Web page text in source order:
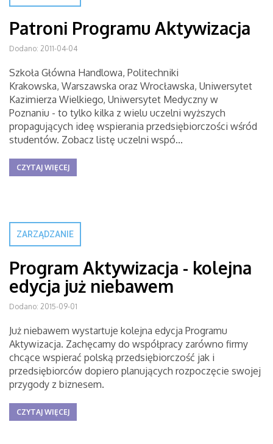
Patroni Programu Aktywizacja
Dodano: 2011-04-04
Szkoła Główna Handlowa, Politechniki
Krakowska, Warszawska oraz Wrocławska, Uniwersytet
Kazimierza Wielkiego, Uniwersytet Medyczny w
Poznaniu - to tylko kilka z wielu uczelni wyższych
propagujących ideę wspierania przedsiębiorczości wśród
studentów. Zobacz listę uczelni wspó...
CZYTAJ WIĘCEJ
ZARZĄDZANIE
Program Aktywizacja - kolejna
edycja już niebawem
Dodano: 2015-09-01
Już niebawem wystartuje kolejna edycja Programu
Aktywizacja. Zachęcamy do współpracy zarówno firmy
chcące wspierać polską przedsiębiorczość jak i
przedsiębiorców dopiero planujących rozpoczęcie swojej
przygody z biznesem.
CZYTAJ WIĘCEJ